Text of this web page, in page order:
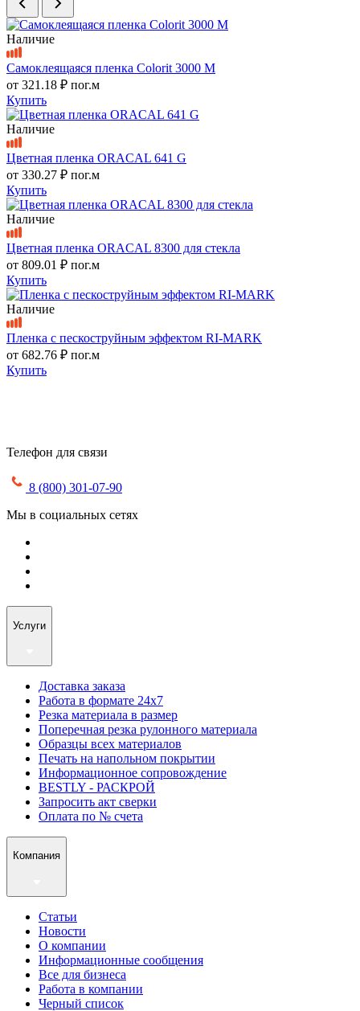
Наличие
Самоклеящаяся пленка Colorit 3000 M
от 321.18 ₽ пог.м
Купить
Наличие
Цветная пленка ORACAL 641 G
от 330.27 ₽ пог.м
Купить
Наличие
Цветная пленка ORACAL 8300 для стекла
от 809.01 ₽ пог.м
Купить
Наличие
Пленка с пескоструйным эффектом RI-MARK
от 682.76 ₽ пог.м
Купить
Телефон для связи
8 (800) 301-07-90
Мы в социальных сетях
Услуги
Доставка заказа
Работа в формате 24х7
Резка материала в размер
Поперечная резка рулонного материала
Образцы всех материалов
Печать на напольном покрытии
Информационное сопровождение
BESTLY - РАСКРОЙ
Запросить акт сверки
Оплата по № счета
Компания
Статьи
Новости
О компании
Информационные сообщения
Все для бизнеса
Работа в компании
Черный список